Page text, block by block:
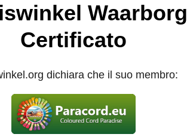
Waarborg
Certificato
dichiara che il suo membro: